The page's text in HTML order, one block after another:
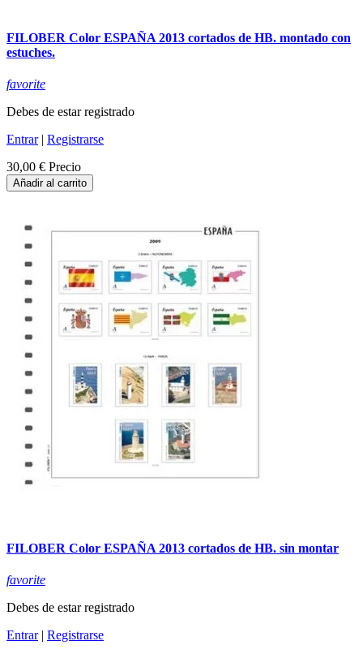
FILOBER Color ESPAÑA 2013 cortados de HB. montado con
estuches.
favorite
Debes de estar registrado
Entrar| Registrarse
30,00 € Precio
Añadir al carrito
FILOBER Color ESPAÑA 2013 cortados de HB. sin montar
favorite
Debes de estar registrado
Entrar| Registrarse